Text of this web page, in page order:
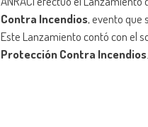
Contra Incendios, evento que
Este Lanzamiento contó con el
Protección Contra Incendios